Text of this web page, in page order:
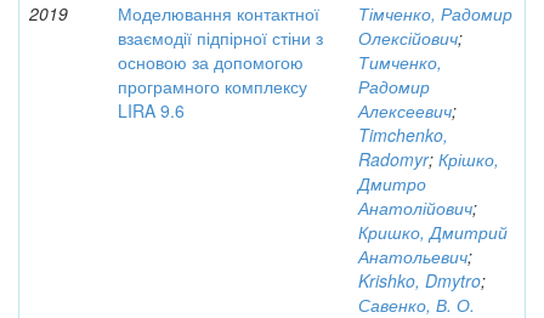
2019
Моделювання контактної
взаємодії підпірної стіни з
основою за допомогою
програмного комплексу
LIRA 9.6
Тімченко, Радомир
Олексійович;
Тимченко,
Радомир
Алексеевич;
Timchenko,
Radomyr; Крішко,
Дмитро
Анатолійович;
Кришко, Дмитрий
Анатольевич;
Krishko, Dmytro;
Савенко, В. О.